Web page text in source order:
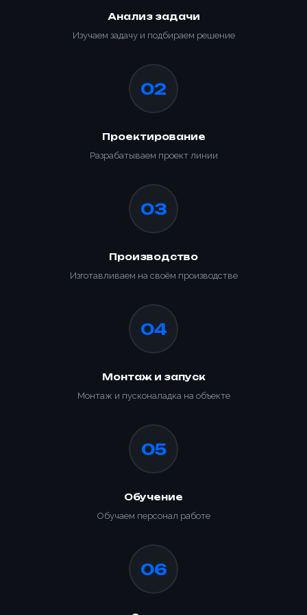
Анализ задачи
Изучаем задачу и подбираем решение
02
Проектирование
Разрабатываем проект линии
03
Производство
Изготавливаем на своём производстве
04
Монтаж и запуск
Монтаж и пусконаладка на объекте
05
Обучение
Обучаем персонал работе
06
📎 Прикрепить реквизиты
Заказать
Отправить заявку